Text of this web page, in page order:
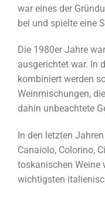
war eines der
bei und spielte eine
Die 1980er Jahre
ausgerichtet war. In
kombiniert werden
Weinmischungen,
dahin unbeachtete
In den letzten
Canaiolo, Colorino,
toskanischen Weine
wichtigsten